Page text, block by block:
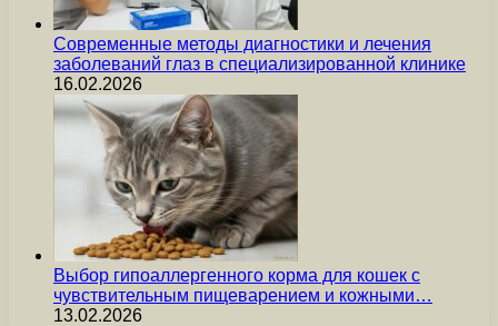
Современные методы диагностики и лечения
заболеваний глаз в специализированной клинике
16.02.2026
Выбор гипоаллергенного корма для кошек с
чувствительным пищеварением и кожными…
13.02.2026